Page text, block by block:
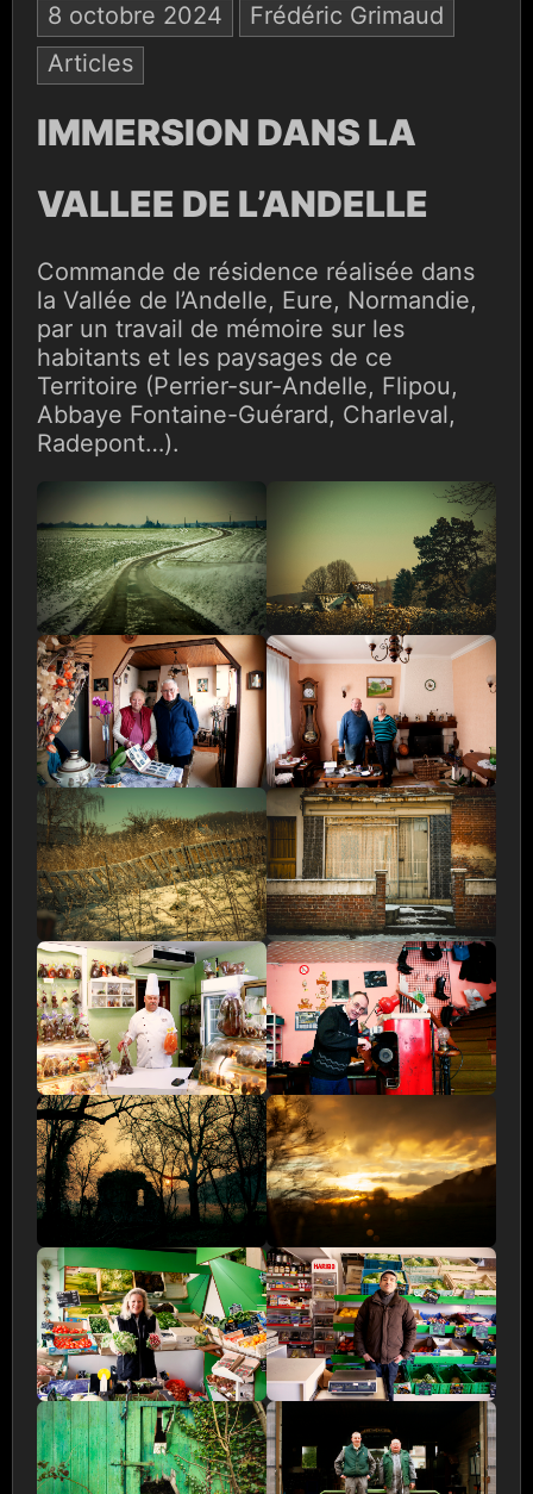
8 octobre 2024
Frédéric Grimaud
Articles
IMMERSION DANS LA
VALLEE DE L’ANDELLE
Commande de résidence réalisée dans
la Vallée de l’Andelle, Eure, Normandie,
par un travail de mémoire sur les
habitants et les paysages de ce
Territoire (Perrier-sur-Andelle, Flipou,
Abbaye Fontaine-Guérard, Charleval,
Radepont…).